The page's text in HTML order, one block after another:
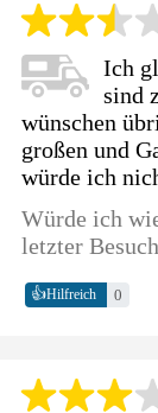
Ich
sind
wünschen
großen und
würde ich
Würde ich
letzter
👍Hilfreich 0